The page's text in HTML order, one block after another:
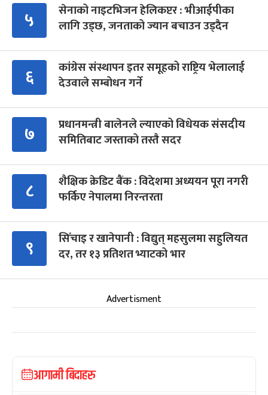
५
सेनाको नाइटभिजन हेलिकप्टर : भीआईपीका
लागि उड्छ, जनताको ज्यान बचाउन उड्दैन
६
कांग्रेस संस्थापन इतर समूहको राष्ट्रिय भेलालाई
देउवाले सम्बोधन गर्ने
७
प्रधानमन्त्री बालेनले ल्याएको विधेयक संसदीय
समितिबाट जस्ताको तस्तै सदर
८
शैक्षिक क्रेडिट बैंक : विदेशमा अध्ययन पूरा नगरी
फर्किए नेपालमा निरन्तरता
९
सिँचाइ र खानेपानी : विद्युत् महसुलमा सहुलियत
दर, तर १३ प्रतिशत भ्याटको भार
Advertisment
आगामी बिदाहरु